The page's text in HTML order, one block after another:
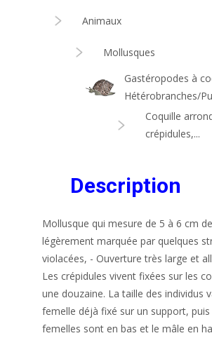
Animaux
Mollusques
Gastéropodes à
Hétérobranches/
Coquille
crépidules,...
Description
Mollusque qui mesure de 5 à 6 cm
légèrement marquée par quelques
violacées, - Ouverture très large et
Les crépidules vivent fixées sur les
une douzaine. La taille des individus
femelle déjà fixé sur un support,
femelles sont en bas et le mâle en